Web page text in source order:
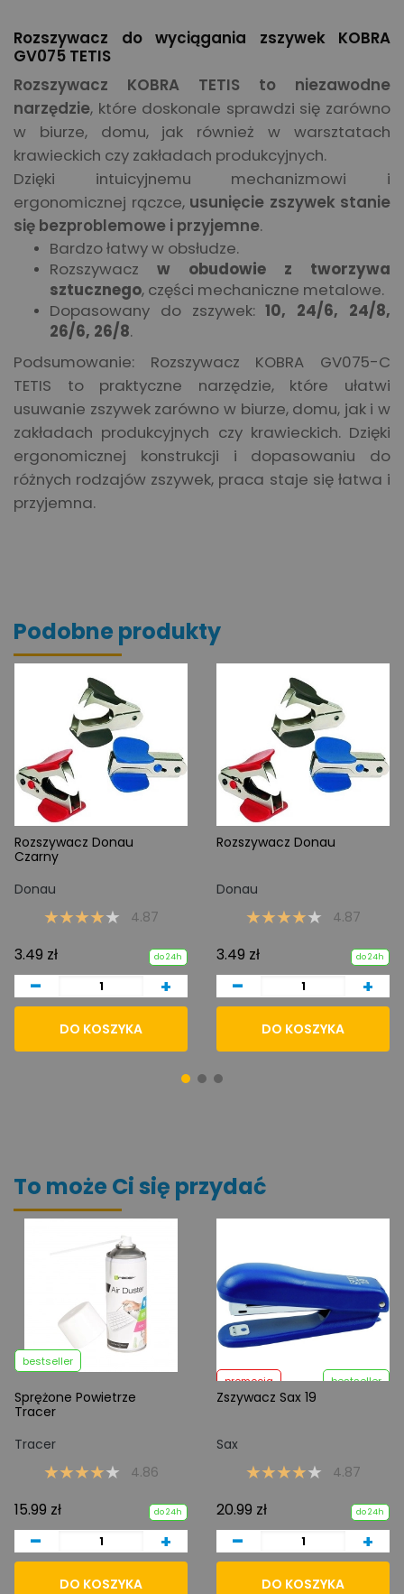
Rozszywacz do wyciągania zszywek KOBRA
GV075 TETIS
Rozszywacz KOBRA TETIS to niezawodne
narzędzie, które doskonale sprawdzi się zarówno
w biurze, domu, jak również w warsztatach
krawieckich czy zakładach produkcyjnych.
Dzięki intuicyjnemu mechanizmowi i
ergonomicznej rączce, usunięcie zszywek stanie
się bezproblemowe i przyjemne.
Bardzo łatwy w obsłudze.
Rozszywacz w obudowie z tworzywa
sztucznego, części mechaniczne metalowe.
Dopasowany do zszywek:10, 24/6, 24/8,
26/6, 26/8.
Podsumowanie: Rozszywacz KOBRA GV075-C
TETIS to praktyczne narzędzie, które ułatwi
usuwanie zszywek zarówno w biurze, domu, jak i w
zakładach produkcyjnych czy krawieckich. Dzięki
ergonomicznej konstrukcji i dopasowaniu do
różnych rodzajów zszywek, praca staje się łatwa i
przyjemna.
Podobne produkty
Rozszywacz Donau
Czarny
Donau
4.87
3.49 zł do 24h
- +
DO KOSZYKA
Rozszywacz Donau
Donau
4.87
3.49 zł do 24h
- +
DO KOSZYKA
To może Ci się przydać
bestseller
Sprężone Powietrze
Tracer
Tracer
4.86
15.99 zł do 24h
- +
DO KOSZYKA
promocja bestseller
Zszywacz Sax 19
Sax
4.87
20.99 zł do 24h
- +
DO KOSZYKA